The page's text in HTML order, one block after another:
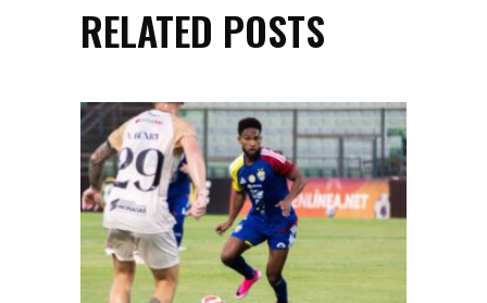
RELATED POSTS